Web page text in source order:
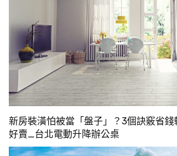
新房裝潢怕被當「盤子」？3個訣竅省錢
好賣_台北電動升降辦公桌